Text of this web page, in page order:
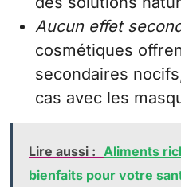
Aucun effet
cosmétiques
secondaires
cas avec les
Lire aussi : Aliments
bienfaits pour votre